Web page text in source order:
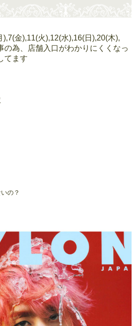
),7(金),11(火),12(水),16(日),20(木),
為、店舗入口がわかりにくくなっ
てます
の？